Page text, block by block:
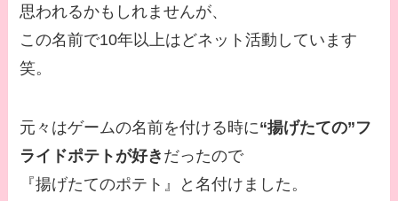
思われるかもしれませんが、
この名前で10年以上はどネット活動しています
笑。
元々はゲームの名前を付ける時に“揚げたての”フ
ライドポテトが好き だったので
『揚げたてのポテト』と名付けました。